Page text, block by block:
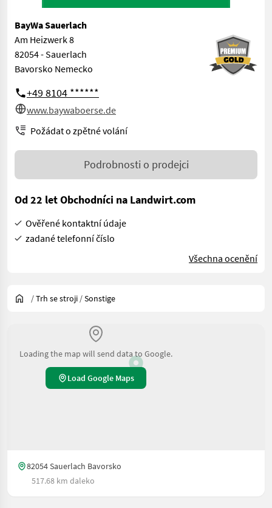
BayWa Sauerlach
Am Heizwerk 8
82054 - Sauerlach
Bavorsko Nemecko
+49 8104 ******
www.baywaboerse.de
Požádat o zpětné volání
Podrobnosti o prodejci
Od 22 let Obchodníci na Landwirt.com
Ověřené kontaktní údaje
zadané telefonní číslo
Všechna ocenění
/Trh se stroji /Sonstige
Loading the map will send data to Google.
Load Google Maps
82054 Sauerlach Bavorsko
517.68 km daleko